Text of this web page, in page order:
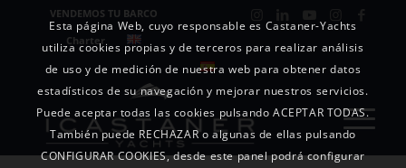
VENDEMOS TU BARCO
Charter
Esta página Web, cuyo responsable es Castaner-Yachts
utiliza cookies propias y de terceros para realizar análisis
de uso y de medición de nuestra web para obtener datos
estadísticos de su navegación y mejorar nuestros servicios.
Puede aceptar todas las cookies pulsando ACEPTAR TODAS.
También puede RECHAZAR o algunas de ellas pulsando
CONFIGURAR COOKIES, desde este panel podrá configurar